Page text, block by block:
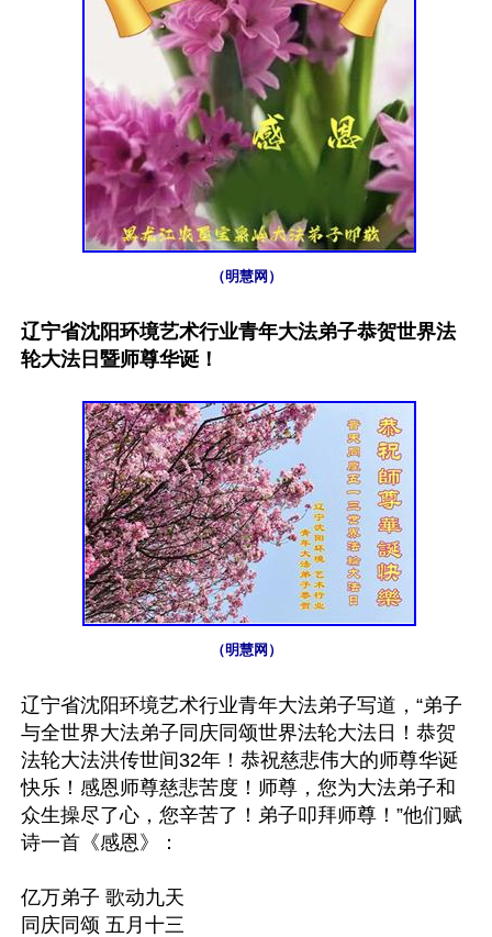
（明慧网）
辽宁省沈阳环境艺术行业青年大法弟子恭贺世界法
轮大法日暨师尊华诞！
（明慧网）
辽宁省沈阳环境艺术行业青年大法弟子写道，“弟子
与全世界大法弟子同庆同颂世界法轮大法日！恭贺
法轮大法洪传世间32年！恭祝慈悲伟大的师尊华诞
快乐！感恩师尊慈悲苦度！师尊，您为大法弟子和
众生操尽了心，您辛苦了！弟子叩拜师尊！”他们赋
诗一首《感恩》：
亿万弟子 歌动九天
同庆同颂 五月十三